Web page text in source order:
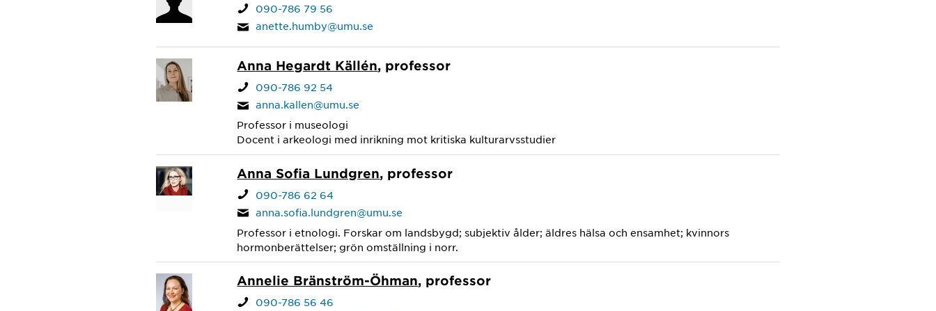
090-786 79 56
anette.humby@umu.se
Anna Hegardt Källén, professor
090-786 92 54
anna.kallen@umu.se
Professor i museologi
Docent i arkeologi med inrikning mot kritiska kulturarvsstudier
Anna Sofia Lundgren, professor
090-786 62 64
anna.sofia.lundgren@umu.se
Professor i etnologi. Forskar om landsbygd; subjektiv ålder; äldres hälsa och ensamhet; kvinnors
hormonberättelser; grön omställning i norr.
Annelie Bränström-Öhman, professor
090-786 56 46